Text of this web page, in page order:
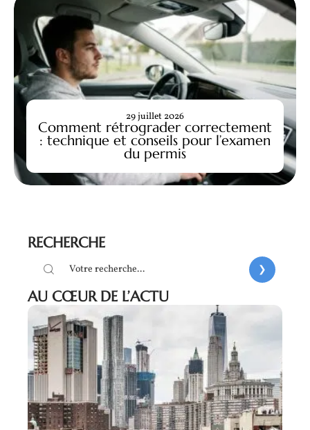
Comment rétrograder correctement
: technique et conseils pour l’examen
du permis
29 juillet 2026
RECHERCHE
AU CŒUR DE L’ACTU